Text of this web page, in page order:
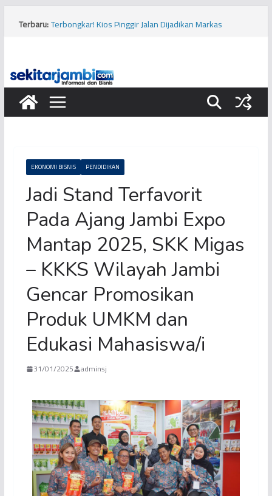
Terbaru:Tragis, Dua Bocah Diserang Buaya di Kabupaten Tanjung
Jabung Barat
Bukan Hanya Cabai, Jengkol Ternyata Ikut Pengaruhi
Inflasi Jambi
Viral! Diduga Siswa Sekolah Rakyat di Kota Jambi
Keracunan Makanan
Musim Kemarau, PERUMDA Tirta Mayang Kurangi
EKONOMI BISNIS PENDIDIKAN
Jadi Stand Terfavorit
Pada Ajang Jambi Expo
Mantap 2025, SKK Migas
– KKKS Wilayah Jambi
Gencar Promosikan
Produk UMKM dan
Edukasi Mahasiswa/i
31/01/2025 adminsj